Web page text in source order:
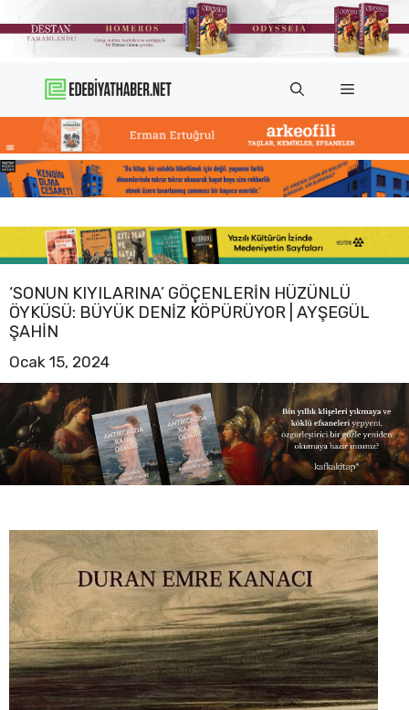
atla
Menü
‘SONUN KIYILARINA’ GÖÇENLERIN HÜZÜNLÜ
ÖYKÜSÜ: BÜYÜK DENIZ KÖPÜRÜYOR | AYŞEGÜL
ŞAHIN
Ocak 15, 2024